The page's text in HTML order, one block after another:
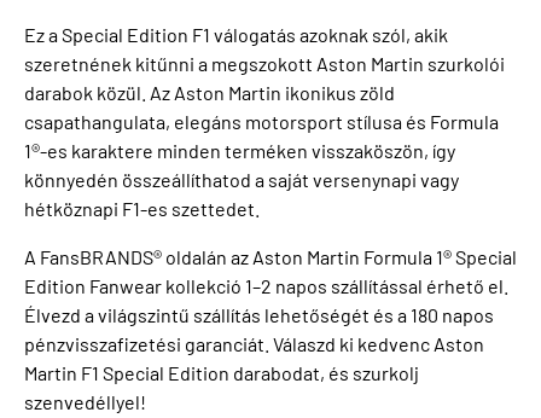
Ez a Special Edition F1 válogatás azoknak szól, akik
szeretnének kitűnni a megszokott Aston Martin szurkolói
darabok közül. Az Aston Martin ikonikus zöld
csapathangulata, elegáns motorsport stílusa és Formula
1®-es karaktere minden terméken visszaköszön, így
könnyedén összeállíthatod a saját versenynapi vagy
hétköznapi F1-es szettedet.
A FansBRANDS® oldalán az Aston Martin Formula 1® Special
Edition Fanwear kollekció 1–2 napos szállítással érhető el.
Élvezd a világszintű szállítás lehetőségét és a 180 napos
pénzvisszafizetési garanciát. Válaszd ki kedvenc Aston
Martin F1 Special Edition darabodat, és szurkolj
szenvedéllyel!